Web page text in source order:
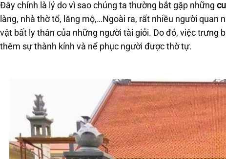
Đây chính là lý do vì sao chúng ta thường bắt gặp những
làng, nhà thờ tổ, lăng mộ,…Ngoài ra, rất nhiều người
vật bất ly thân của những người tài giỏi. Do đó, việc trưng
thêm sự thành kính và nể phục người được thờ tự.